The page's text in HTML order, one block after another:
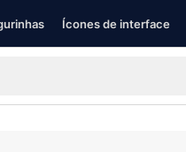
Ícones de interface